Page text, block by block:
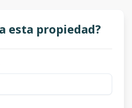
esta propiedad?